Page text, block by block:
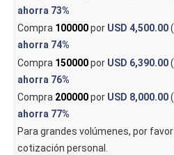
ahorra 73%
Compra 100000por USD 4,500.00(
ahorra 74%
Compra 150000por USD 6,390.00(
ahorra 76%
Compra 200000por USD 8,000.00(
ahorra 77%
Para grandes volúmenes, por favor
cotización personal.